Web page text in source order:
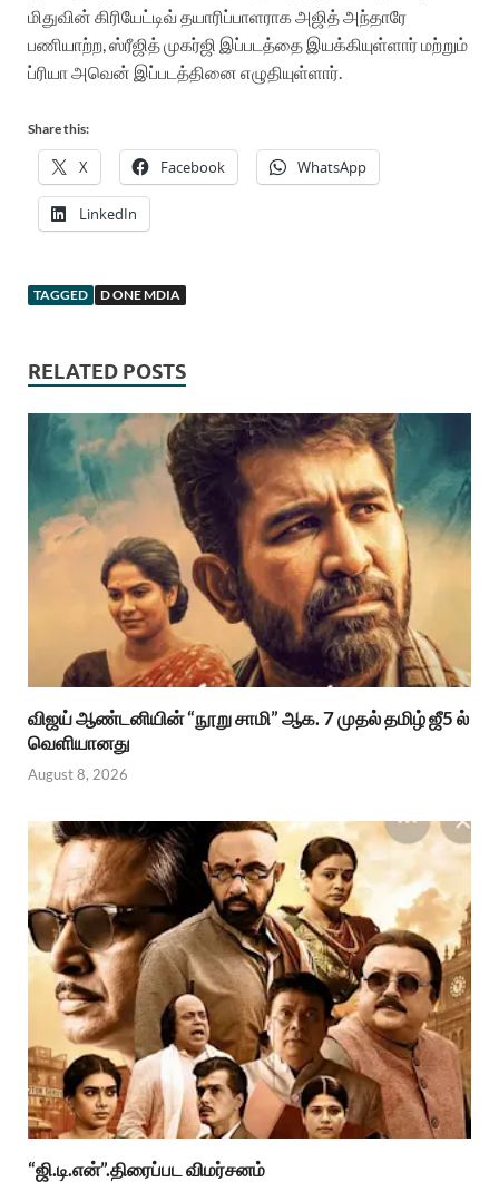
மிதுவின் கிரியேட்டிவ் தயாரிப்பாளராக அஜித் அந்தாரே
பணியாற்ற, ஸ்ரீஜித் முகர்ஜி இப்படத்தை இயக்கியுள்ளார் மற்றும்
ப்ரியா அவென் இப்படத்தினை எழுதியுள்ளார்.
Share this:
X Facebook WhatsApp
LinkedIn
TAGGED D ONE MDIA
RELATED POSTS
விஜய் ஆண்டனியின் “நூறு சாமி” ஆக. 7 முதல் தமிழ் ஜீ5 ல்
வெளியானது
August 8, 2026
“ஜி.டி.என்”.திரைப்பட விமர்சனம்